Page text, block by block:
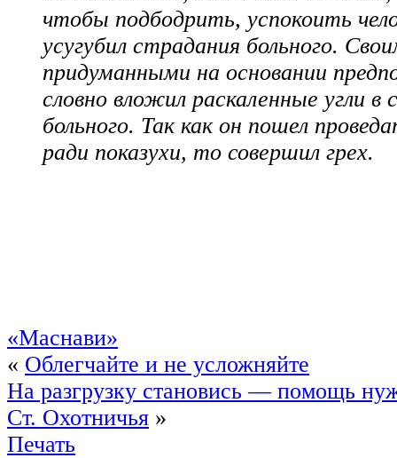
чтобы подбодрить, успокоить
усугубил страдания больного.
придуманными на основании
словно вложил раскаленные угли в
больного. Так как он пошел
ради показухи, то совершил грех.
«Маснави»
« Облегчайте и не усложняйте
На разгрузку становись — помощь
Ст. Охотничья »
Печать